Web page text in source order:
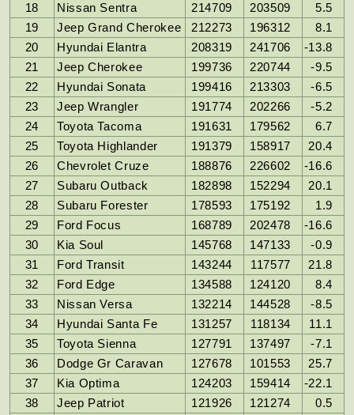
18
Nissan Sentra 214709 203509
5.5
19
Jeep Grand Cherokee 212273 196312
8.1
20
Hyundai Elantra 208319 241706
-13.8
21
Jeep Cherokee 199736 220744
-9.5
22
Hyundai Sonata 199416 213303
-6.5
23
Jeep Wrangler 191774 202266
-5.2
24
Toyota Tacoma 191631 179562
6.7
25
Toyota Highlander 191379 158917
20.4
26
Chevrolet Cruze 188876 226602
-16.6
27
Subaru Outback 182898 152294
20.1
28
Subaru Forester 178593 175192
1.9
29
Ford Focus 168789 202478
-16.6
30
Kia Soul 145768 147133
-0.9
31
Ford Transit 143244 117577
21.8
32
Ford Edge 134588 124120
8.4
33
Nissan Versa 132214 144528
-8.5
34
Hyundai Santa Fe 131257 118134
11.1
35
Toyota Sienna 127791 137497
-7.1
36
Dodge Gr Caravan 127678 101553
25.7
37
Kia Optima 124203 159414
-22.1
38
Jeep Patriot 121926 121274
0.5